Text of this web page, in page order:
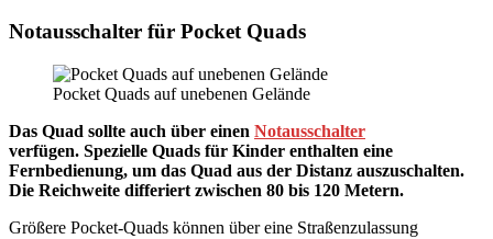
Notausschalter für Pocket Quads
Pocket Quads auf unebenen Gelände
Das Quad sollte auch über einen Notausschalter
verfügen. Spezielle Quads für Kinder enthalten eine
Fernbedienung, um das Quad aus der Distanz auszuschalten.
Die Reichweite differiert zwischen 80 bis 120 Metern.
Größere Pocket-Quads können über eine Straßenzulassung